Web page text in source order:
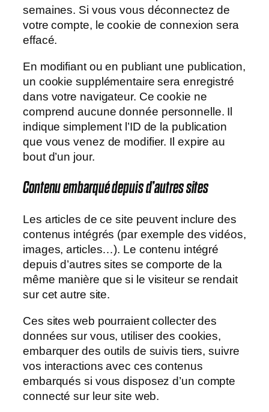
semaines. Si vous vous déconnectez de
votre compte, le cookie de connexion sera
effacé.
En modifiant ou en publiant une publication,
un cookie supplémentaire sera enregistré
dans votre navigateur. Ce cookie ne
comprend aucune donnée personnelle. Il
indique simplement l’ID de la publication
que vous venez de modifier. Il expire au
bout d’un jour.
Contenu embarqué depuis d’autres sites
Les articles de ce site peuvent inclure des
contenus intégrés (par exemple des vidéos,
images, articles…). Le contenu intégré
depuis d’autres sites se comporte de la
même manière que si le visiteur se rendait
sur cet autre site.
Ces sites web pourraient collecter des
données sur vous, utiliser des cookies,
embarquer des outils de suivis tiers, suivre
vos interactions avec ces contenus
embarqués si vous disposez d’un compte
connecté sur leur site web.